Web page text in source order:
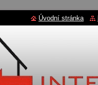
Úvodní stránka